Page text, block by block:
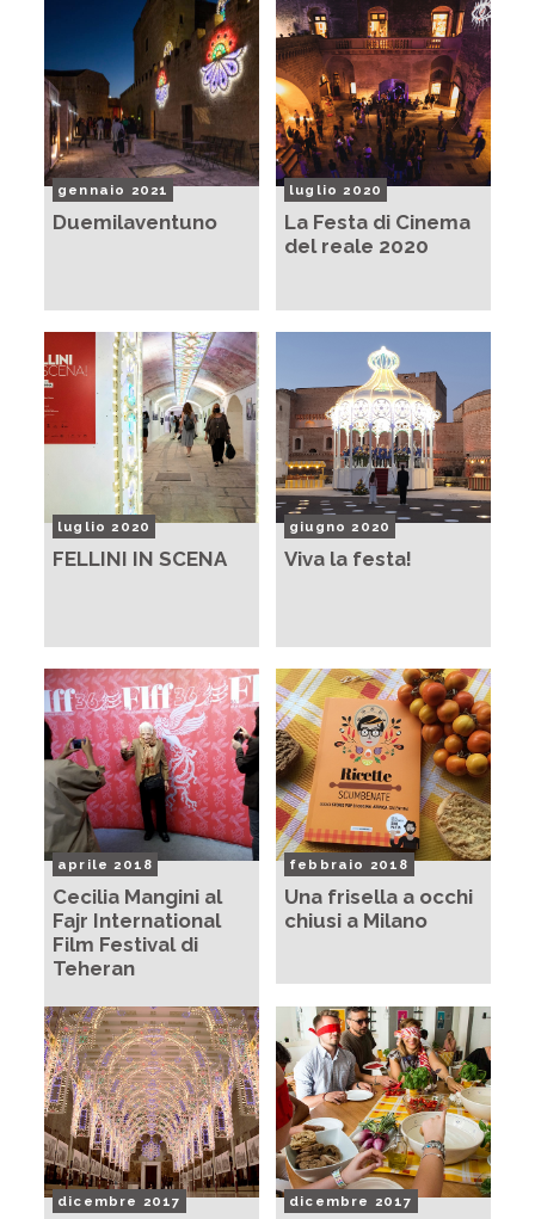
gennaio 2021
Duemilaventuno
luglio 2020
La Festa di Cinema
del reale 2020
luglio 2020
FELLINI IN SCENA
giugno 2020
Viva la festa!
aprile 2018
Cecilia Mangini al
Fajr International
Film Festival di
Teheran
febbraio 2018
Una frisella a occhi
chiusi a Milano
dicembre 2017 dicembre 2017